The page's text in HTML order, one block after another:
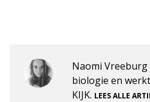
Naomi
biologie en
KIJK. LEES ALLE